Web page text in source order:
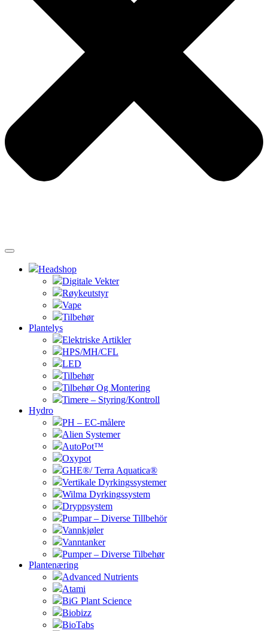
Headshop
Digitale Vekter
Røykeutstyr
Vape
Tilbehør
Plantelys
Elektriske Artikler
HPS/MH/CFL
LED
Tilbehør
Tilbehør Og Montering
Timere – Styring/Kontroll
Hydro
PH – EC-målere
Alien Systemer
AutoPot™
Oxypot
GHE®/ Terra Aquatica®
Vertikale Dyrkingssystemer
Wilma Dyrkingssystem
Dryppsystem
Pumpar – Diverse Tillbehör
Vannkjøler
Vanntanker
Pumper – Diverse Tilbehør
Plantenæring
Advanced Nutrients
Atami
BiG Plant Science
Biobizz
BioTabs